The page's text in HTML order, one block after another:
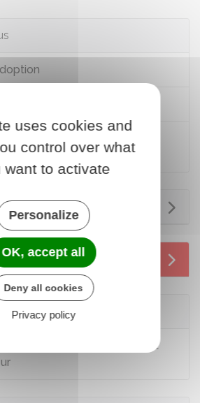
et formulaires
- Revenus et rattachement
uses cookies and
control over what
want to activate
Personalize
OK, accept all
Deny all cookies
Privacy policy